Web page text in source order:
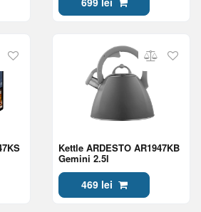
Kettle ARDESTO AR1947KB
Gemini 2.5l
469 lei